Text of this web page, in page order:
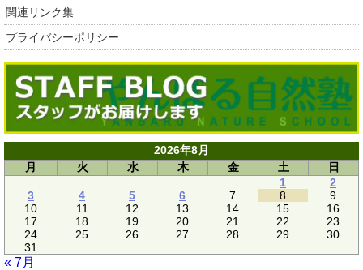
関連リンク集
プライバシーポリシー
2026年8月
月
火 水 木 金 土
日
1
2
3
4 5 6 7 8
9
10
11 12 13 14 15
16
17
18 19 20 21 22
23
24
25 26 27 28 29
30
31
« 7月